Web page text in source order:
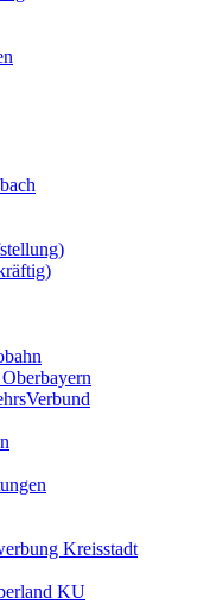
Kreisstadt
KU